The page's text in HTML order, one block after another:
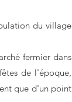
du village
fermier dans
de l'époque,
que d'un point